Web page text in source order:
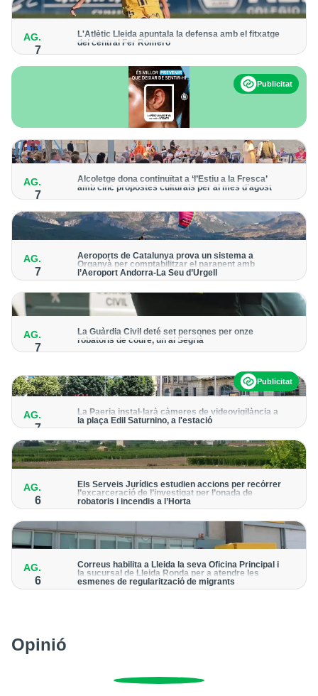
AG.
7
L'Atlètic Lleida apuntala la defensa amb el fitxatge
del central Fer Romero
Arriba per cobrir la lesió de llarga durada de Cristian Abreu
Publicitat
AG.
7
Alcoletge dona continuïtat a ‘l’Estiu a la Fresca’
amb cinc propostes culturals per al mes d’agost
Un dels grans protagonistes de la programació serà
AG.
7
Aeroports de Catalunya prova un sistema a
Organyà per comptabilitzar el parapent amb
l’Aeroport Andorra-La Seu d’Urgell
mòbil per donar pas als avions amb vols instrumentals
AG.
7
La Guàrdia Civil deté set persones per onze
robatoris de coure, un al Segrià
El grup hauria robat 85 tones de coure en empreses d'Aragó i
Publicitat
AG.
7
La Paeria instal·larà càmeres de videovigilància a
la plaça Edil Saturnino, a l'estació
AG.
6
Els Serveis Jurídics estudien accions per recórrer
l’excarceració de l’investigat per l’onada de
robatoris i incendis a l’Horta
legals disponibles després de la decisió judicial
AG.
6
Correus habilita a Lleida la seva Oficina Principal i
la sucursal de Lleida Ronda per a atendre les
esmenes de regularització de migrants
Opinió